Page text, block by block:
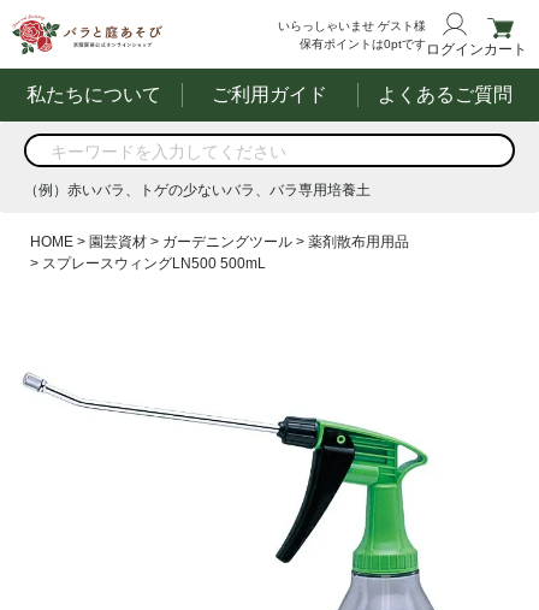
いらっしゃいませ ゲスト様
保有ポイントは0ptですログインカート
私たちについて ご利用ガイド よくあるご質問
商品を検索
する
（例）赤いバラ、トゲの少ないバラ、バラ専用培養土
（例）赤いバラ、トゲの少ないバラ、バラ専用培養土
HOME 園芸資材 ガーデニングツール
薬剤散布用用品
スプレースウィングLN500 500mL